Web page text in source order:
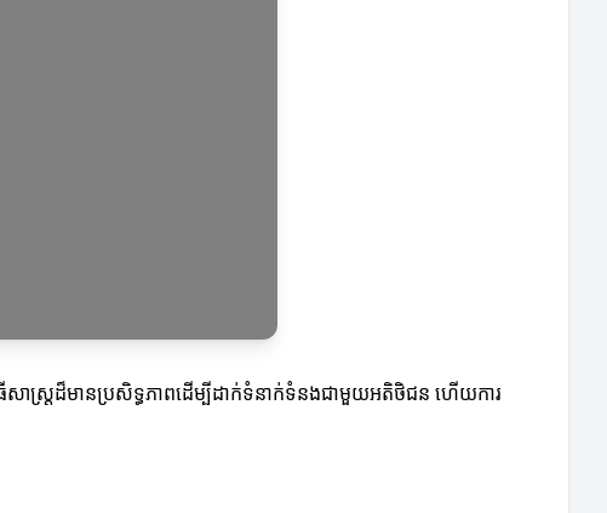
ធីសាស្ត្រដ៏មានប្រសិទ្ធភាពដើម្បីដាក់ទំនាក់ទំនងជាមួយអតិថិជន ហើយការ